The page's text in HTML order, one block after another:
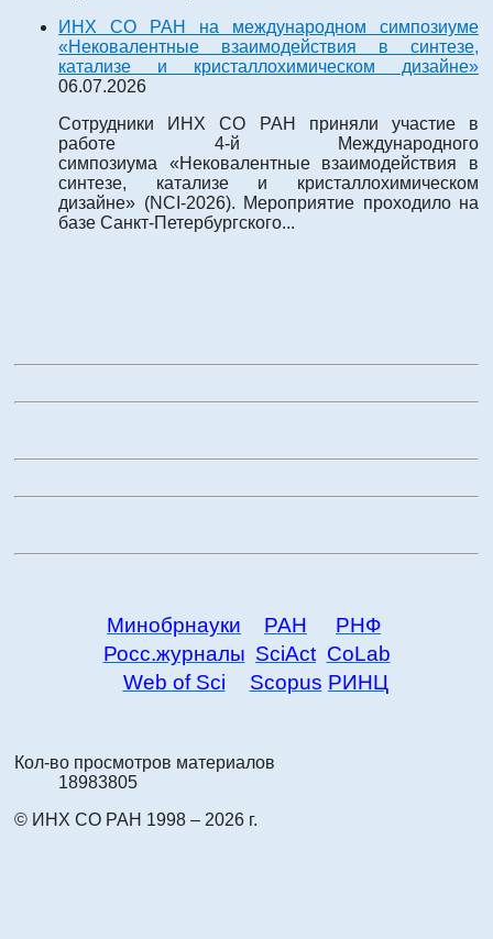
ИНХ СО РАН на международном симпозиуме
«Нековалентные взаимодействия в синтезе,
катализе и кристаллохимическом дизайне»
06.07.2026
Сотрудники ИНХ СО РАН приняли участие в
работе 4-й Международного
симпозиума «Нековалентные взаимодействия в
синтезе, катализе и кристаллохимическом
дизайне» (NCI-2026). Мероприятие проходило на
базе Санкт-Петербургского...
Минобрнауки РАН
РНФ
Росс.журналы SciAct CoLab
Web of Sci
Scopus РИНЦ
Кол-во просмотров материалов
18983805
© ИНХ СО РАН 1998 – 2026 г.